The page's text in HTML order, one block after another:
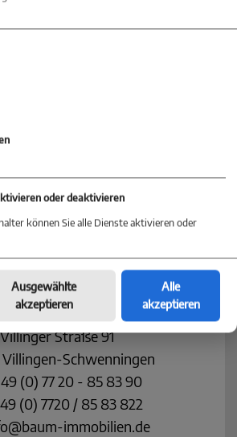
jetzt Kontakt mit einer
in Ihrer Nähe auf
Baum Immobilien
Schwenningen
Villinger Straße 91
Schwenningen
(0) 77 20 - 85 83 90
(0) 7720 / 85 83 822
immobilien.de
oder deaktivieren
können Sie alle Dienste aktivieren oder
Ausgewählte
akzeptieren
Alle
akzeptieren